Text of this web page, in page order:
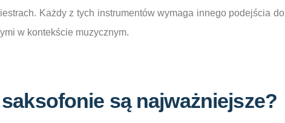
Każdy z tych instrumentów wymaga innego podejścia do
w kontekście muzycznym.
są najważniejsze?